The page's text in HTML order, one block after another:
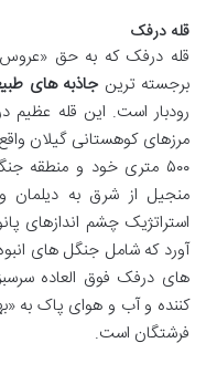
قله درفک
قله درفک که به حق «عروس
برجسته ترینجاذبه های
رودبار است. این قله عظیم
مرزهای کوهستانی گیلان
۵۰۰ متری خود و
منجیل از شرق به دیلمان
استراتژیک چشم اندازهای
آورد که شامل جنگل های
های درفک فوق العاده
کننده و آب و هوای پاک به
فرشتگان است.